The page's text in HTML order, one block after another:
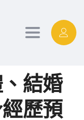
Toggle
結婚
歷預